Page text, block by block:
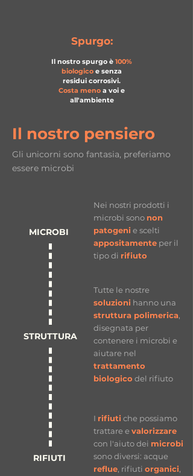
Spurgo:
Il nostro spurgo è 100%
biologico e senza
residui corrosivi.
Costa meno a voi e
all'ambiente
Il nostro pensiero
Gli unicorni sono fantasia, preferiamo
essere microbi
MICROBI
STRUTTURA
RIFIUTI
Nei nostri prodotti i
microbi sono non
patogeni e scelti
appositamente per il
tipo di rifiuto
Tutte le nostre
soluzioni hanno una
struttura polimerica,
disegnata per
contenere i microbi e
aiutare nel
trattamento
biologico del rifiuto
I rifiuti che possiamo
trattare e valorizzare
con l'aiuto dei microbi
sono diversi: acque
reflue, rifiuti organici,